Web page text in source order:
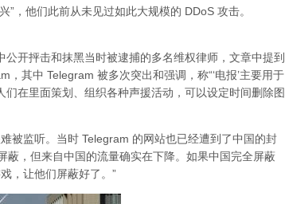
，他们此前从未见过如此大规模的 DDoS 攻击。
开抨击和抹黑当时被逮捕的多名维权律师，文章中提到
其中 Telegram 被多次突出和强调，称“‘电报’主要用于
在里面策划、组织各种声援活动，可以设定时间删除图
被监听。当时 Telegram 的网站也已经遭到了中国的封
蔽，但来自中国的流量确实在下降。如果中国完全屏蔽
，让他们屏蔽好了。”